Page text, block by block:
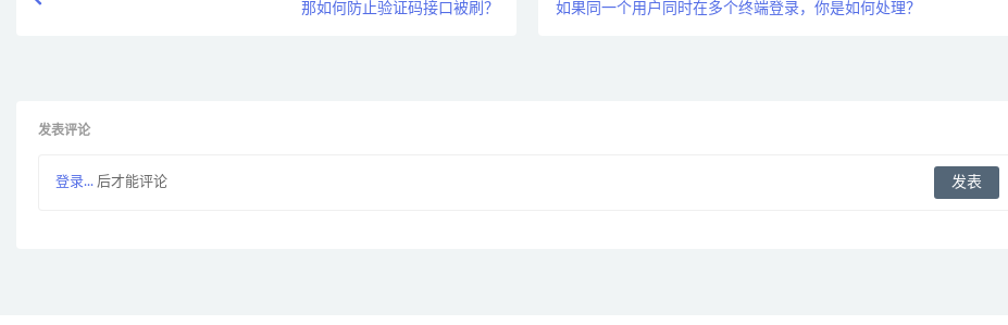
那如何防止验证码接口被刷？ 如果同一个用户同时在多个终端登录，你是如何处理？
发表评论
登录... 后才能评论